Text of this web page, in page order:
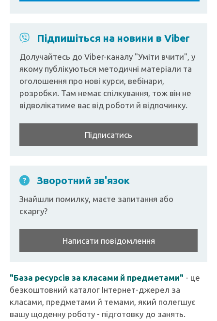
Підпишіться на новини в Viber
Долучайтесь до Viber-каналу "Уміти вчити", у
якому публікуються методичні матеріали та
оголошення про нові курси, вебінари,
розробки. Там немає спілкування, тож він не
відволікатиме вас від роботи й відпочинку.
Підписатись
Зворотний зв'язок
Знайшли помилку, маєте запитання або
скаргу?
Написати повідомлення
"База ресурсів за класами й предметами" - це
безкоштовний каталог Інтернет-джерел за
класами, предметами й темами, який полегшує
вашу щоденну роботу - підготовку до занять.